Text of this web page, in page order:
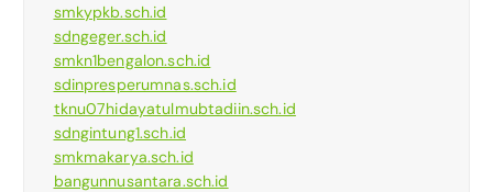
smkypkb.sch.id
sdngeger.sch.id
smkn1bengalon.sch.id
sdinpresperumnas.sch.id
tknu07hidayatulmubtadiin.sch.id
sdngintung1.sch.id
smkmakarya.sch.id
bangunnusantara.sch.id